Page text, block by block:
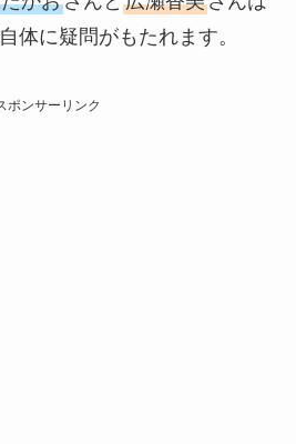
体に疑問がもたれます。
ポンサーリンク